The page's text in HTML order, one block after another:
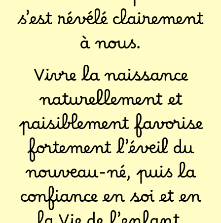
s’est révélé clairement
à nous.
Vivre la naissance
naturellement et
paisiblement favorise
fortement l’éveil du
nouveau-né, puis la
confiance en soi et en